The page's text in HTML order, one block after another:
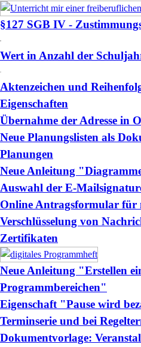
§127 SGB IV -
Wert in Anzahl der
Aktenzeichen und
Eigenschaften
Übernahme der Adresse in
Neue Planungslisten als
Planungen
Neue Anleitung
Auswahl der E-
Online Antragsformular für
Verschlüsselung von
Zertifikaten
Neue Anleitung "Erstellen
Programmbereichen"
Eigenschaft "Pause wird
Terminserie und bei
Dokumentvorlage: